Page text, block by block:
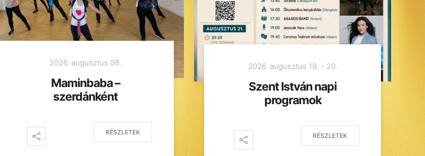
2026. augusztus 08.
Maminbaba –
szerdánként
RÉSZLETEK
2026. augusztus 19. - 20.
Szent István napi
programok
RÉSZLETEK